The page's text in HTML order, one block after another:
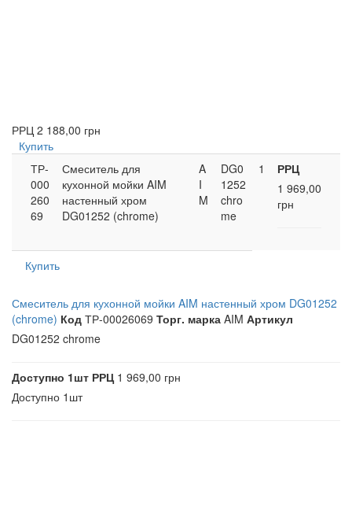
РРЦ 2 188,00 грн
Купить
ТР-
000
260
69
Смеситель для
кухонной мойки AIM
настенный хром
DG01252 (chrome)
A
I
M
DG0
1252
chro
me
1
РРЦ
1 969,00
грн
Купить
Смеситель для кухонной мойки AIM настенный хром DG01252
(chrome) Код ТР-00026069 Торг. марка AIM Артикул
DG01252 chrome
Доступно 1шт РРЦ1 969,00 грн
Доступно 1шт